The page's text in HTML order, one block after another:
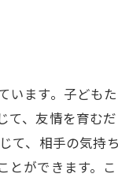
ます。子ども
、友情を育む
、相手の気持
ができます。